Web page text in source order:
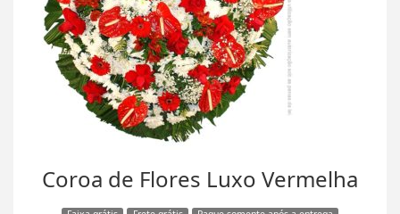
Coroa de Flores Luxo Vermelha